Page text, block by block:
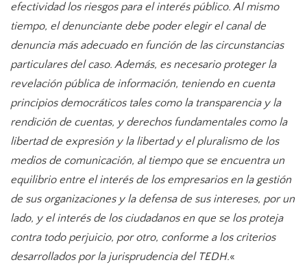
efectividad los riesgos para el interés público. Al mismo
tiempo, el denunciante debe poder elegir el canal de
denuncia más adecuado en función de las circunstancias
particulares del caso. Además, es necesario proteger la
revelación pública de información, teniendo en cuenta
principios democráticos tales como la transparencia y la
rendición de cuentas, y derechos fundamentales como la
libertad de expresión y la libertad y el pluralismo de los
medios de comunicación, al tiempo que se encuentra un
equilibrio entre el interés de los empresarios en la gestión
de sus organizaciones y la defensa de sus intereses, por un
lado, y el interés de los ciudadanos en que se los proteja
contra todo perjuicio, por otro, conforme a los criterios
desarrollados por la jurisprudencia del TEDH.«